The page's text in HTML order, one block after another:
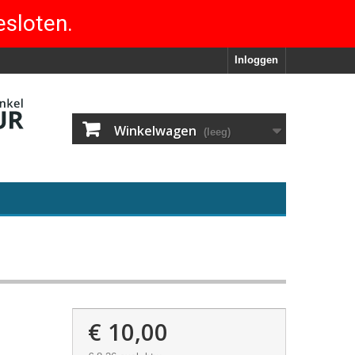
Inloggen
Winkelwagen (leeg)
€ 10,00